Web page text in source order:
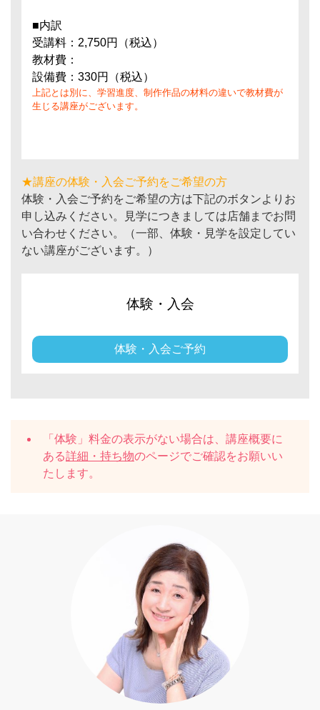
■内訳
受講料：2,750円（税込）
教材費：
設備費：330円（税込）
上記とは別に、学習進度、制作作品の材料の違いで教材費が
生じる講座がございます。
★講座の体験・入会ご予約をご希望の方
体験・入会ご予約をご希望の方は下記のボタンよりお
申し込みください。見学につきましては店舗までお問
い合わせください。（一部、体験・見学を設定してい
ない講座がございます。）
体験・入会
体験・入会ご予約
「体験」料金の表示がない場合は、講座概要に
ある詳細・持ち物のページでご確認をお願いい
たします。